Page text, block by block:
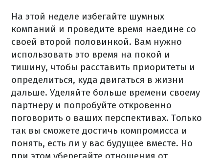
На этой неделе избегайте шумных
компаний и проведите время наедине со
своей второй половинкой. Вам нужно
использовать это время на покой и
тишину, чтобы расставить приоритеты и
определиться, куда двигаться в жизни
дальше. Уделяйте больше времени своему
партнеру и попробуйте откровенно
поговорить о ваших перспективах. Только
так вы сможете достичь компромисса и
понять, есть ли у вас будущее вместе. Но
при этом уберегайте отношения от